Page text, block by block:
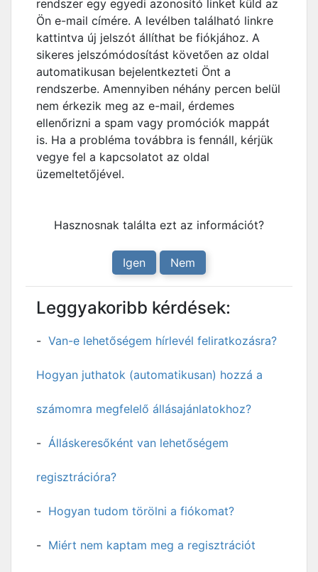
rendszer egy egyedi azonosító linket küld az
Ön e-mail címére. A levélben található linkre
kattintva új jelszót állíthat be fiókjához. A
sikeres jelszómódosítást követően az oldal
automatikusan bejelentkezteti Önt a
rendszerbe. Amennyiben néhány percen belül
nem érkezik meg az e-mail, érdemes
ellenőrizni a spam vagy promóciók mappát
is. Ha a probléma továbbra is fennáll, kérjük
vegye fel a kapcsolatot az oldal
üzemeltetőjével.
Hasznosnak találta ezt az információt?
Igen Nem
Leggyakoribb kérdések:
Van-e lehetőségem hírlevél feliratkozásra?
Hogyan juthatok (automatikusan) hozzá a
számomra megfelelő állásajánlatokhoz?
Álláskeresőként van lehetőségem
regisztrációra?
Hogyan tudom törölni a fiókomat?
Miért nem kaptam meg a regisztrációt